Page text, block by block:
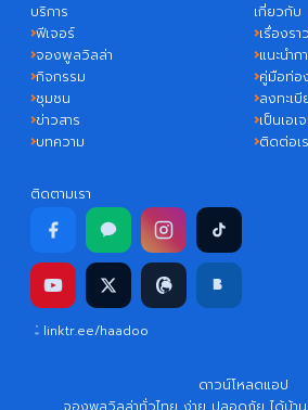
บริการ
ฟีเจอร์
จองพูลวิลล่า
กิจกรรม
ชุมชน
ข่าวสาร
บทความ
เกี่ยวกับ
เรื่องรา
แนะนำก
คู่มือท่อ
ลงทะเ
เป็นเอเ
ติดต่อเ
ติดตามเรา
linktr.ee/haadoo
ดาวน์โหลดแอป